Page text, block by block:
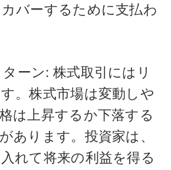
バーするために支払わ
ーン: 株式取引にはリ
。株式市場は変動しや
は上昇するか下落する
あります。投資家は、
れて将来の利益を得る